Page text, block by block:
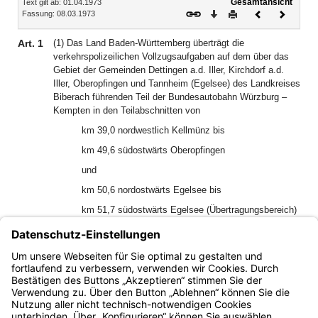
Text gilt ab: 01.04.1973
Fassung: 08.03.1973
Download
DruckenVorheriges
Art. 1
(1) Das Land Baden-Württemberg überträgt die
verkehrspolizeilichen Vollzugsaufgaben auf dem über das
Gebiet der Gemeinden Dettingen a.d. Iller, Kirchdorf a.d.
Iller, Oberopfingen und Tannheim (Egelsee) des Landkreises
Biberach führenden Teil der Bundesautobahn Würzburg –
Kempten in den Teilabschnitten von
km 39,0 nordwestlich Kellmünz bis
km 49,6 südostwärts Oberopfingen
und
km 50,6 nordostwärts Egelsee bis
km 51,7 südostwärts Egelsee (Übertragungsbereich)
auf den Freistaat Bayern.
(2) Der Freistaat Bayern nimmt diese Aufgaben durch die
Bayerische Landpolizei wahr.
Bayern.de